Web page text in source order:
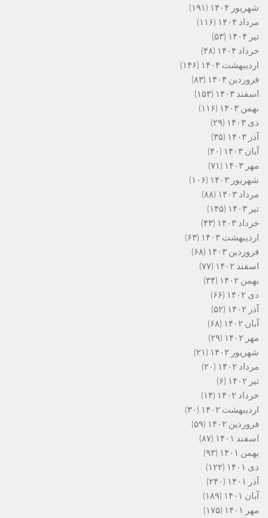
شهریور ۱۴۰۴
(۱۹۱)
مرداد ۱۴۰۴
(۱۱۶)
تیر ۱۴۰۴
(۵۳)
خرداد ۱۴۰۴
(۴۸)
اردیبهشت ۱۴۰۴
(۱۴۶)
فروردین ۱۴۰۴
(۸۳)
اسفند ۱۴۰۳
(۱۵۳)
بهمن ۱۴۰۳
(۱۱۶)
دی ۱۴۰۳
(۲۹)
آذر ۱۴۰۳
(۳۵)
آبان ۱۴۰۳
(۴۰)
مهر ۱۴۰۳
(۷۱)
شهریور ۱۴۰۳
(۱۰۶)
مرداد ۱۴۰۳
(۸۸)
تیر ۱۴۰۳
(۱۴۵)
خرداد ۱۴۰۳
(۴۳)
اردیبهشت ۱۴۰۳
(۶۳)
فروردین ۱۴۰۳
(۶۸)
اسفند ۱۴۰۲
(۷۷)
بهمن ۱۴۰۲
(۳۴)
دی ۱۴۰۲
(۶۶)
آذر ۱۴۰۲
(۵۲)
آبان ۱۴۰۲
(۶۸)
مهر ۱۴۰۲
(۲۹)
شهریور ۱۴۰۲
(۲۱)
مرداد ۱۴۰۲
(۲۰)
تیر ۱۴۰۲
(۶)
خرداد ۱۴۰۲
(۱۴)
اردیبهشت ۱۴۰۲
(۳۰)
فروردین ۱۴۰۲
(۵۹)
اسفند ۱۴۰۱
(۸۷)
بهمن ۱۴۰۱
(۹۳)
دی ۱۴۰۱
(۱۲۲)
آذر ۱۴۰۱
(۲۴۰)
آبان ۱۴۰۱
(۱۸۹)
مهر ۱۴۰۱
(۱۷۵)